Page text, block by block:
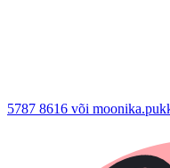
5787 8616 või